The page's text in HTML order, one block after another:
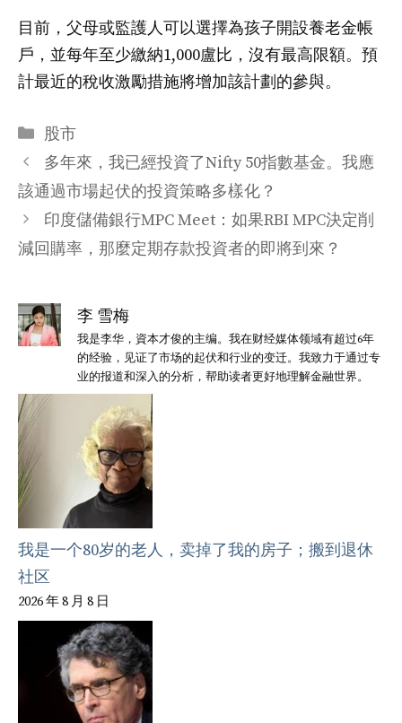
目前，父母或監護人可以選擇為孩子開設養老金帳
戶，並每年至少繳納1,000盧比，沒有最高限額。預
計最近的稅收激勵措施將增加該計劃的參與。
分
类
股市
多年來，我已經投資了Nifty 50指數基金。我應
該通過市場起伏的投資策略多樣化？
印度儲備銀行MPC Meet：如果RBI MPC決定削
減回購率，那麼定期存款投資者的即將到來？
李 雪梅
我是李华，資本才俊的主编。我在财经媒体领域有超过6年
的经验，见证了市场的起伏和行业的变迁。我致力于通过专
业的报道和深入的分析，帮助读者更好地理解金融世界。
我是一个80岁的老人，卖掉了我的房子；搬到退休
社区
2026 年 8 月 8 日